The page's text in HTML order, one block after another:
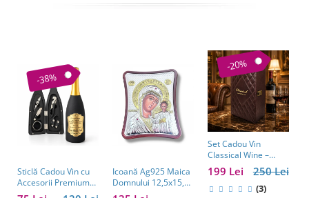
-38%
Sticlă Cadou Vin cu
Accesorii Premium
Personalizată – Set
Icoană Ag925 Maica
Domnului 12,5x15,5
cm
-20%
Set Cadou Vin
Classical Wine –
Casetă Elegantă cu
Accesorii pentru Vin
250 Lei
199 Lei
(3)